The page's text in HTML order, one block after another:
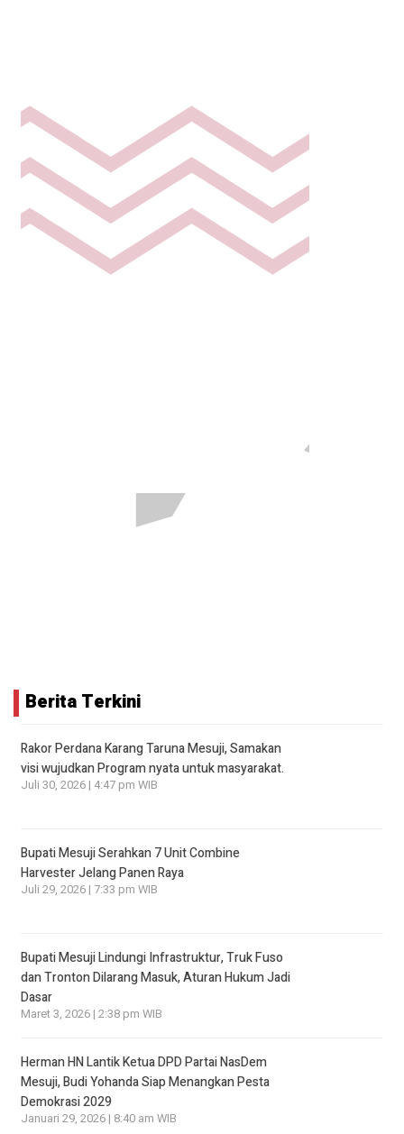
Berita Terkini
Rakor Perdana Karang Taruna Mesuji, Samakan
visi wujudkan Program nyata untuk masyarakat.
Juli 30, 2026 | 4:47 pm WIB
Bupati Mesuji Serahkan 7 Unit Combine
Harvester Jelang Panen Raya
Juli 29, 2026 | 7:33 pm WIB
Bupati Mesuji Lindungi Infrastruktur, Truk Fuso
dan Tronton Dilarang Masuk, Aturan Hukum Jadi
Dasar
Maret 3, 2026 | 2:38 pm WIB
Herman HN Lantik Ketua DPD Partai NasDem
Mesuji, Budi Yohanda Siap Menangkan Pesta
Demokrasi 2029
Januari 29, 2026 | 8:40 am WIB